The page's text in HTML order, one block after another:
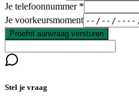
Je telefoonnummer
Je voorkeursmoment
Proefrit aanvraag versturen
Stel je vraag